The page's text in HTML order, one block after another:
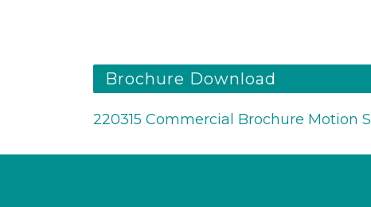
Brochure Download
220315 Commercial Brochure Motion